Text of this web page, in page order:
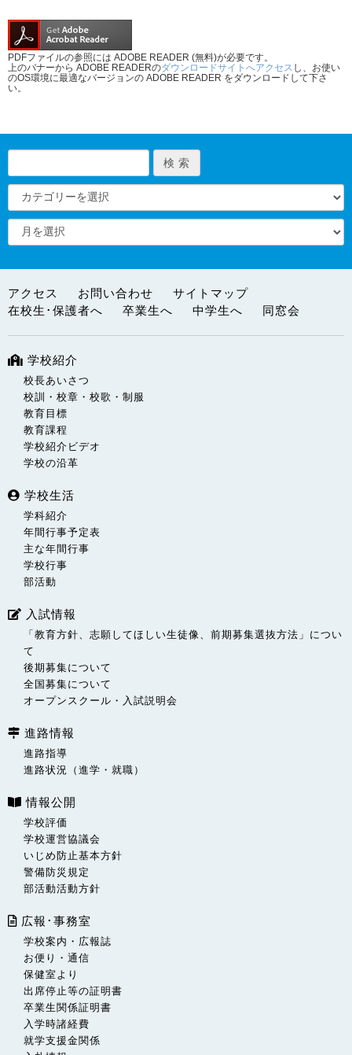
PDFファイルの参照には ADOBE READER (無料)が必要です。
上のバナーから ADOBE READERのダウンロードサイトへアクセス し、お使い
のOS環境に最適なバージョンの ADOBE READER をダウンロードして下さ
い。
アクセス お問い合わせ
サイトマップ
在校生･保護者へ
卒業生へ 中学生へ 同窓会
学校紹介
校長あいさつ
校訓・校章・校歌・制服
教育目標
教育課程
学校紹介ビデオ
学校の沿革
学校生活
学科紹介
年間行事予定表
主な年間行事
学校行事
部活動
入試情報
「教育方針、志願してほしい生徒像、前期募集選抜方法」につい
て
後期募集について
全国募集について
オープンスクール・入試説明会
進路情報
進路指導
進路状況（進学・就職）
情報公開
学校評価
学校運営協議会
いじめ防止基本方針
警備防災規定
部活動活動方針
広報･事務室
学校案内・広報誌
お便り・通信
保健室より
出席停止等の証明書
卒業生関係証明書
入学時諸経費
就学支援金関係